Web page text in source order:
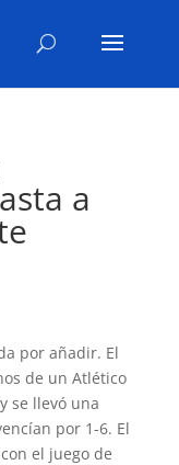
a
por añadir. El
de un Atlético
se llevó una
por 1-6. El
el juego de